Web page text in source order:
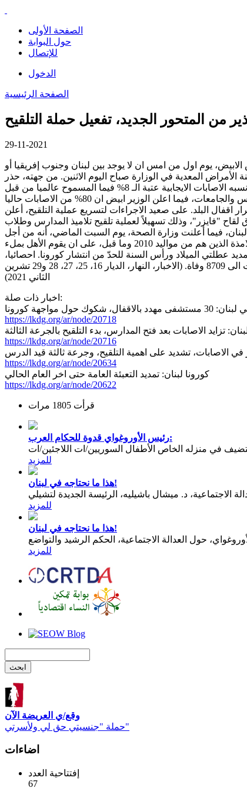
الصفحة الأولى
حول البوابة
للإتصال
الدخول
الصفحة الرئيسية
من المتحور الجديد، تفعيل حملة التلقيح
29-11-2021
يوم اول من امس ان لا يوجد بين لبنان وجنوب إفريقيا أو
المعدية في الوزارة صباح اليوم الاثنين. من جهته، حذر
رئيس لجنة الصحة النيابية، عاصم عراجي في كلمة له في 24 تشرين الثاني من ان الوضع الصحي اليوم مقلق موضحا ان ما يدعو للقلق هو تخطي نسبه الاصابات الايجابية عتبة الـ 8% فيما المسموح عالميا من قبل
منظمة الصحة العالمية هو 5%، ارتفاع عدد الوفيات من الوباء، شغور فقط حوالي 400 سرير في غرف العناية الفائقة، وتزايد التفشي في المدارس والجامعات، فيما اعلن الوزير ابيض ان 80% من الاصابات حاليا
في المناطق التي سجلت ادنى نسبة تلقيح لافتا الى رفع جهوزية المستشفيات بمعدل 30% ومستبعدا قرار اقفال البلد. على صعيد الاجراءات لتسريع عملية التلقيح، أعلن
لكورونا" عبد الرحمن البزري، أن اللجنة أوصت بإعطاء مختلف الفئات العمرية من سنّ 12 سنة وما فوق لقاح "فايزر"، وذلك تسهيلاً لعملية تلقيح تلاميذ المدارس وطلاب
فيما أعلنت وزارة الصحة، يوم السبت الماضي، أنه من أجل
تسريع عمليّة تلقيح التلامذة داخل المؤسّسات التربويّة، ستقوم كل مؤسّسة تربويّة بإرسال نموذج الموافقة على إعطاء اللّقاح إلى ذوي التلامذة الذين هم من مواليد 2010 وما قبل، على ان يقوم الأهل بملء
وزارة التربية تمديد عطلتي الميلاد ورأس السنة للحدّ من انتشار كورونا. احصائيا،
سجلت الفترة الممتدة من 15 الى 28 تشرين الثاني، 14624 اصابة جديدة و127 وفاة، ليرتفع بذلك مجموع الاصابات الى 668087 اصابة والوفيات الى 8709 وفاة. (الاخبار، النهار، الديار 16، 25، 27، 28 و29 تشرين
الثاني 2021)
اخبار ذات صلة:
شكوك حول مواجهة كورونا
https://lkdg.org/ar/node/20718
تزايد الاصابات بعد فتح المدارس، بدء التلقيح بالجرعة الثالثة
https://lkdg.org/ar/node/20716
في الاصابات، تشديد على اهمية التلقيح، وجرعة ثالثة قيد الدرس
https://lkdg.org/ar/node/20634
كورونا لبنان: تمديد التعبئة العامة حتى اخر العام الحالي
https://lkdg.org/ar/node/20622
قرأت 1805 مرات
رئيس الأوروغواي قدوة للحكام العرب:
في منزله الخاص الأطفال السوريين/ات اللاجئين/ات
للمزيد
هذا ما نحتاجه في لبنان!
الاجتماعية، د. ميشال باشيليه، الرئيسة الجديدة لتشيلي
للمزيد
هذا ما نحتاجه في لبنان!
للمزيد
وقع/ي العريضة الآن
حملة "جنسيتي حق لي ولأسرتي"
اضاءات
إفتتاحية العدد
67